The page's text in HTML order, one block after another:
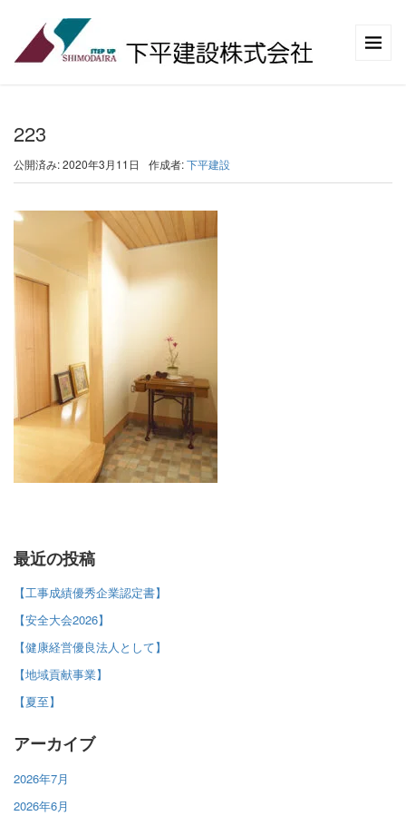
223
公開済み: 2020年3月11日 作成者:下平建設
最近の投稿
【工事成績優秀企業認定書】
【安全大会2026】
【健康経営優良法人として】
【地域貢献事業】
【夏至】
アーカイブ
2026年7月
2026年6月